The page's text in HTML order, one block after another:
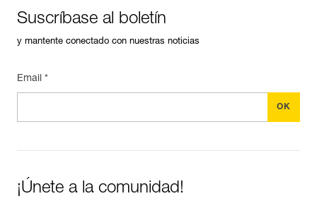
Suscríbase al boletín
y mantente conectado con nuestras noticias
Email *
¡Únete a la comunidad!